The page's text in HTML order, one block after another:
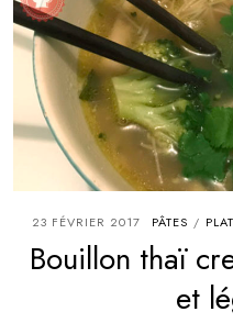
23 FÉVRIER 2017 PÂTES /
Bouillon thaï
et